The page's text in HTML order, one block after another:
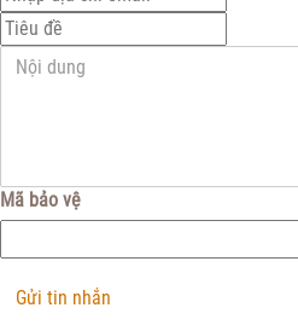
Mã bảo vệ
Gửi tin nhắn